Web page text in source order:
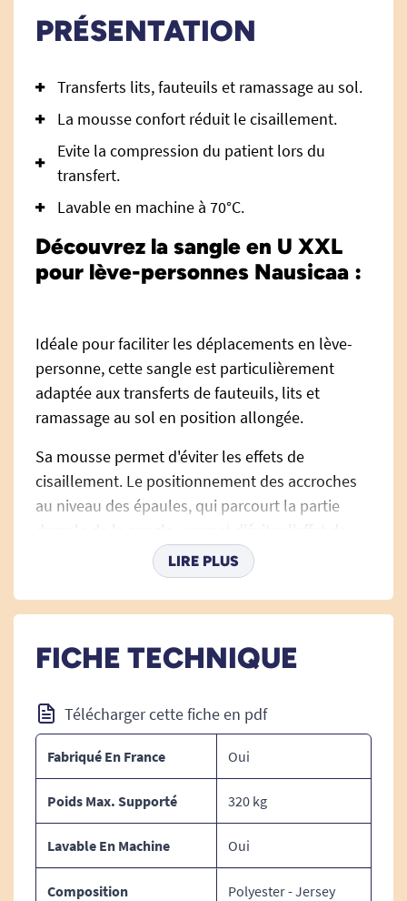
PRÉSENTATION
Transferts lits, fauteuils et ramassage au sol.
La mousse confort réduit le cisaillement.
Evite la compression du patient lors du
transfert.
Lavable en machine à 70°C.
Découvrez la sangle en U XXL
pour lève-personnes Nausicaa :
Idéale pour faciliter les déplacements en lève-
personne, cette sangle est particulièrement
adaptée aux transferts de fauteuils, lits et
ramassage au sol en position allongée.
Sa mousse permet d'éviter les effets de
cisaillement. Le positionnement des accroches
au niveau des épaules, qui parcourt la partie
dorsale de la sangle, permet d'éviter l'effet de
compression sur le patient lors du transfert.
Fabriqué en France.
Poids maximal supporté : 320 kg.
Lavable en machine à 70°C.
LIRE PLUS
FICHE TECHNIQUE
Télécharger cette fiche en pdf
Fabriqué En France Oui
Poids Max. Supporté 320 kg
Lavable En Machine Oui
Composition Polyester - Jersey